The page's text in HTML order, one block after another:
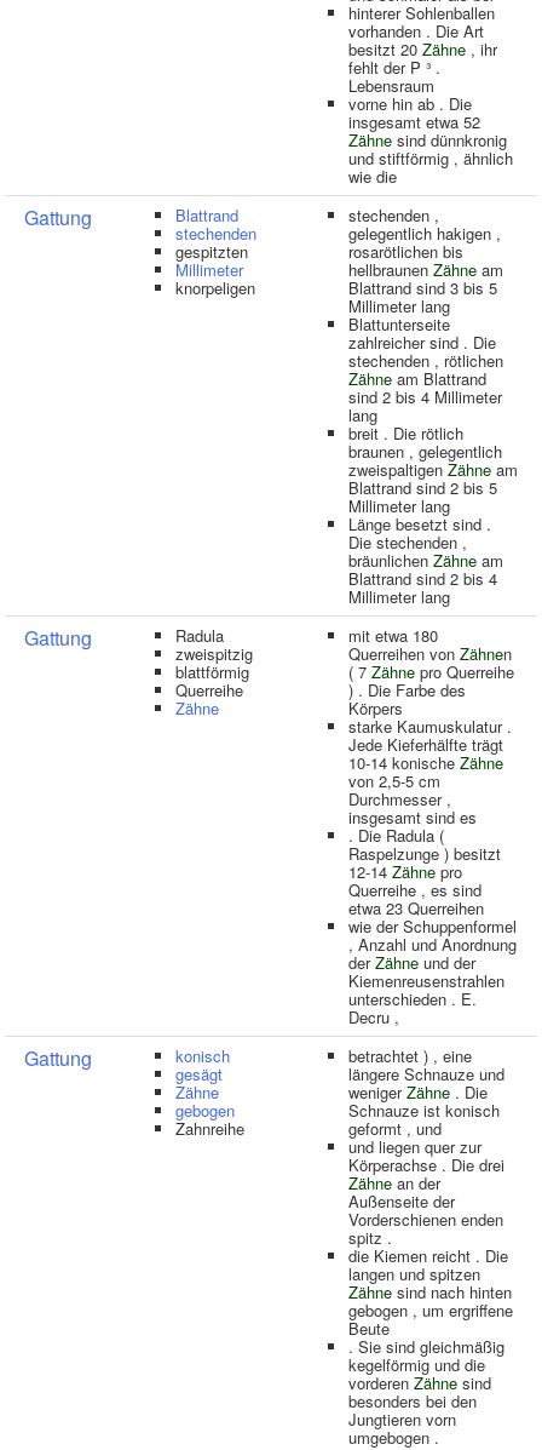
hinterer Sohlenballen
vorhanden . Die Art
besitzt 20 Zähne , ihr
fehlt der P ³ .
Lebensraum
vorne hin ab . Die
insgesamt etwa 52
Zähne sind dünnkronig
und stiftförmig , ähnlich
wie die
Gattung Blattrand
stechenden
gespitzten
Millimeter
knorpeligen
stechenden ,
gelegentlich hakigen ,
rosarötlichen bis
hellbraunen Zähne am
Blattrand sind 3 bis 5
Millimeter lang
Blattunterseite
zahlreicher sind . Die
stechenden , rötlichen
Zähne am Blattrand
sind 2 bis 4 Millimeter
lang
breit . Die rötlich
braunen , gelegentlich
zweispaltigen Zähne am
Blattrand sind 2 bis 5
Millimeter lang
Länge besetzt sind .
Die stechenden ,
bräunlichen Zähne am
Blattrand sind 2 bis 4
Millimeter lang
Gattung Radula
zweispitzig
blattförmig
Querreihe
Zähne
mit etwa 180
Querreihen von Zähnen
( 7 Zähne pro Querreihe
) . Die Farbe des
Körpers
starke Kaumuskulatur .
Jede Kieferhälfte trägt
10-14 konische Zähne
von 2,5-5 cm
Durchmesser ,
insgesamt sind es
. Die Radula (
Raspelzunge ) besitzt
12-14 Zähne pro
Querreihe , es sind
etwa 23 Querreihen
wie der Schuppenformel
, Anzahl und Anordnung
derZähne und der
Kiemenreusenstrahlen
unterschieden . E.
Decru ,
Gattung konisch
gesägt
Zähne
gebogen
Zahnreihe
betrachtet ) , eine
längere Schnauze und
wenigerZähne . Die
Schnauze ist konisch
geformt , und
und liegen quer zur
Körperachse . Die drei
Zähne an der
Außenseite der
Vorderschienen enden
spitz .
die Kiemen reicht . Die
langen und spitzen
Zähne sind nach hinten
gebogen , um ergriffene
Beute
. Sie sind gleichmäßig
kegelförmig und die
vorderen Zähne sind
besonders bei den
Jungtieren vorn
umgebogen .